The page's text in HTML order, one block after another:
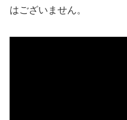
はございません。